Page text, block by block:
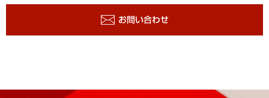
お問い合わせ